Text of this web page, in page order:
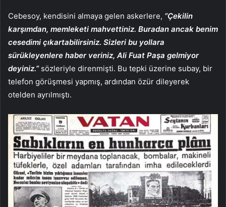
Cebesoy, kendisini almaya gelen askerlere, “Çekilin
karşımdan, memleketi mahvettiniz. Buradan ancak benim
cesedimi çıkartabilirsiniz. Sizleri bu yollara
sürükleyenlere haber veriniz, Ali Fuat Paşa gelmiyor
deyiniz.”sözleriyle direnmişti. Bu tepki üzerine subay, bir
telefon görüşmesi yapmış, ardından özür dileyerek
otelden ayrılmıştı.